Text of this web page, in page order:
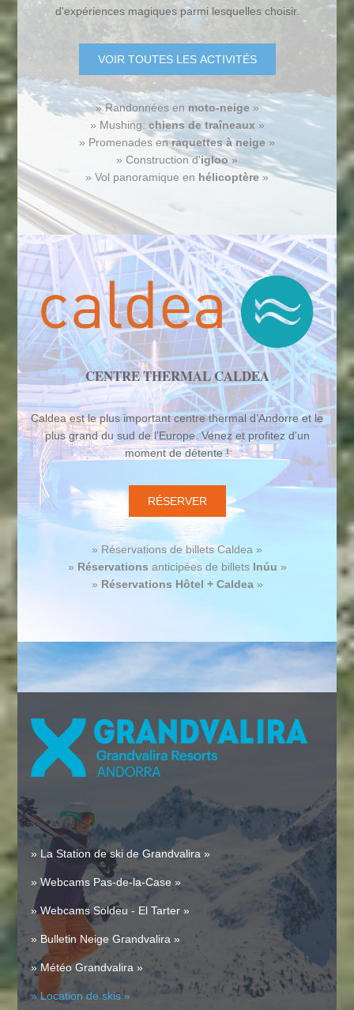
d'expériences magiques parmi lesquelles choisir.
VOIR TOUTES LES ACTIVITÉS
» Randonnées en moto-neige»
» Mushing: chiens de traîneaux»
» Promenades enraquettes à neige »
» Construction d'igloo»
» Vol panoramique en hélicoptère »
CENTRE THERMAL CALDEA
Caldea est le plus important centre thermal d’Andorre et le
plus grand du sud de l’Europe. Venez et profitez d'un
moment de détente !
RÉSERVER
» Réservations de billets Caldea »
» Réservations anticipées de billets Inúu »
» Réservations Hôtel + Caldea»
» La Station de ski de Grandvalira »
» Webcams Pas-de-la-Case »
» Webcams Soldeu - El Tarter »
» Bulletin Neige Grandvalira »
» Météo Grandvalira »
» Location de skis »